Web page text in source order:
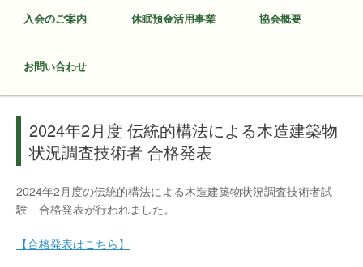
入会のご案内 休眠預金活用事業 協会概要
お問い合わせ
2024年2月度 伝統的構法による木造建築物
状況調査技術者 合格発表
2024年2月度の伝統的構法による木造建築物状況調査技術者試
験 合格発表が行われました。
【合格発表はこちら】